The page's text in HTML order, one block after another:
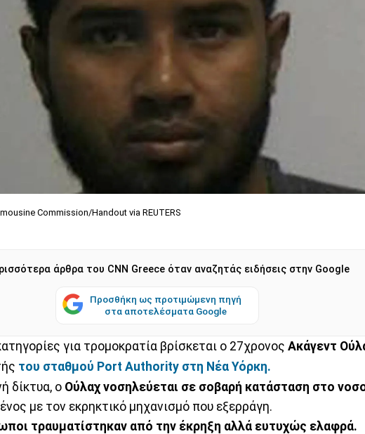
Commission/Handout via REUTERS
άρθρα του CNN Greece όταν αναζητάς ειδήσεις στην Google
Προσθήκη ως προτιμώμενη πηγή
στα αποτελέσματα Google
για τρομοκρατία βρίσκεται ο 27χρονος Ακάγεντ
του σταθμού Port Authority στη Νέα Υόρκη.
δίκτυα, ο Ούλαχ νοσηλεύεται σε σοβαρή κατάσταση στο
με τον εκρηκτικό μηχανισμό που εξερράγη.
τραυματίστηκαν από την έκρηξη αλλά ευτυχώς ελαφρά.